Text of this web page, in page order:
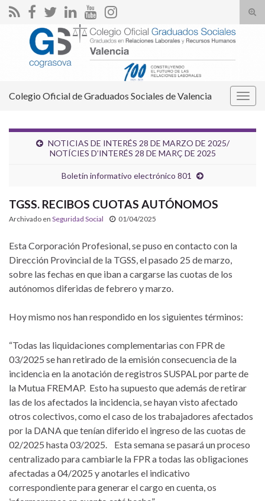
el
Search for:
Colegio Oficial de Graduados Sociales de Valencia
NOTICIAS DE INTERÉS 28 DE MARZO DE 2025/
NOTÍCIES D’INTERÉS 28 DE MARÇ DE 2025
Boletín informativo electrónico 801
TGSS. RECIBOS CUOTAS AUTÓNOMOS
Archivado en Seguridad Social 01/04/2025
Esta Corporación Profesional, se puso en contacto con la
Dirección Provincial de la TGSS, el pasado 25 de marzo,
sobre las fechas en que iban a cargarse las cuotas de los
autónomos diferidas de febrero y marzo.
Hoy mismo nos han respondido en los siguientes términos:
“Todas las liquidaciones complementarias con FPR de
03/2025 se han retirado de la emisión consecuencia de la
incidencia en la anotación de registros SUSPAL por parte de
la Mutua FREMAP. Esto ha supuesto que además de retirar
las de los afectados la incidencia, se hayan visto afectado
otros colectivos, como el caso de los trabajadores afectados
por la DANA que tenían diferido el ingreso de las cuotas de
02/2025 hasta 03/2025. Esta semana se pasará un proceso
centralizado para cambiarle la FPR a todas las obligaciones
afectadas a 04/2025 y anotarles el indicativo
correspondiente para generar el cargo en cuenta, os